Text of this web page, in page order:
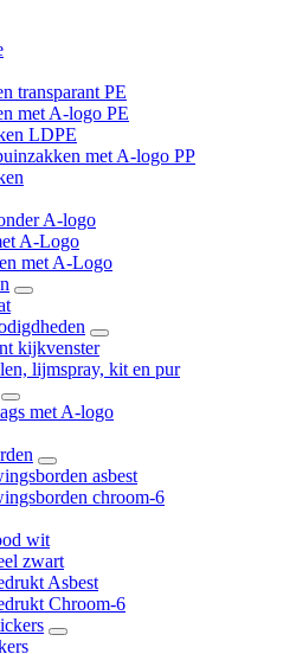
transparant PE
met A-logo PE
LDPE
met A-logo PP
A-logo
A-Logo
met A-Logo
kijkvenster
lijmspray, kit en pur
met A-logo
asbest
chroom-6
wit
zwart
Asbest
Chroom-6